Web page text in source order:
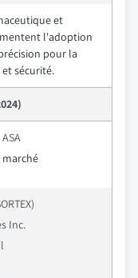
et
l'adoption
pour la
sécurité.
marché
Inc.